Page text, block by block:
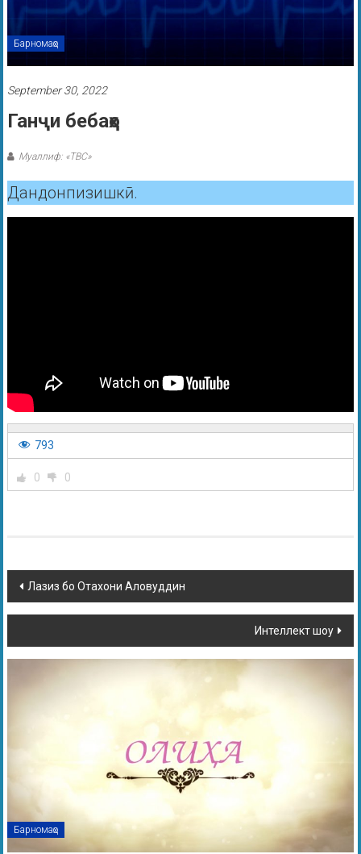
Барномаҳо
September 30, 2022
Ганҷи бебаҳо
Муаллиф: «ТВС»
Дандонпизишкӣ.
793
0 0
Лазиз бо Отахони Аловуддин
Интеллект шоу
Барномаҳо